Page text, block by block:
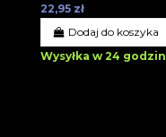
22,95 zł
Dodaj do koszyka
Wysyłka w 24 godzin